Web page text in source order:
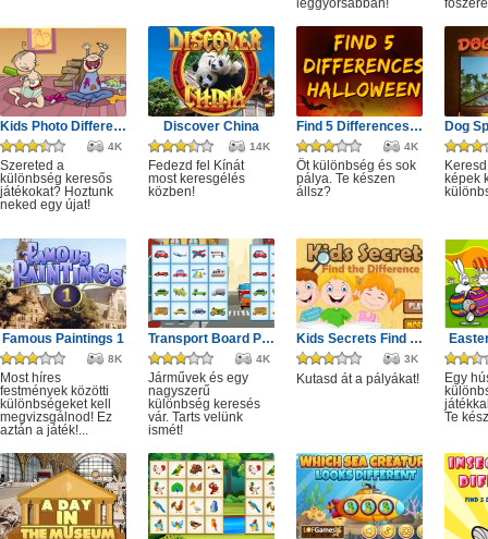
leggyorsabban!
Kids Photo Differences
4K
Szereted a
különbség keresős
játékokat? Hoztunk
neked egy újat!
Discover China
14K
Fedezd fel Kínát
most keresgélés
közben!
Find 5 Differences Halloween
4K
Öt különbség és sok
pálya. Te készen
állsz?
képek
Famous Paintings 1
8K
Most híres
festmények közötti
különbségeket kell
megvizsgálnod! Ez
aztán a játék!...
Transport Board Puzzles
4K
Járművek és egy
nagyszerű
különbség keresés
vár. Tarts velünk
ismét!
Kids Secrets Find the Difference
3K
Kutasd át a pályákat!
Egy
Te